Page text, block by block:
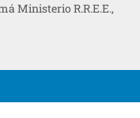
Ministerio R.R.E.E.,